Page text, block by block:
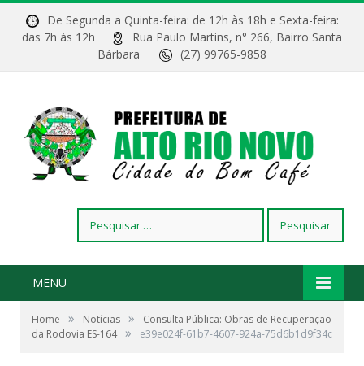
De Segunda a Quinta-feira: de 12h às 18h e Sexta-feira:
das 7h às 12h
Rua Paulo Martins, n° 266, Bairro Santa
Bárbara
(27) 99765-9858
por:
MENU
Home » Notícias »
Consulta Pública: Obras de Recuperação
da Rodovia ES-164 » e39e024f-61b7-4607-924a-75d6b1d9f34c